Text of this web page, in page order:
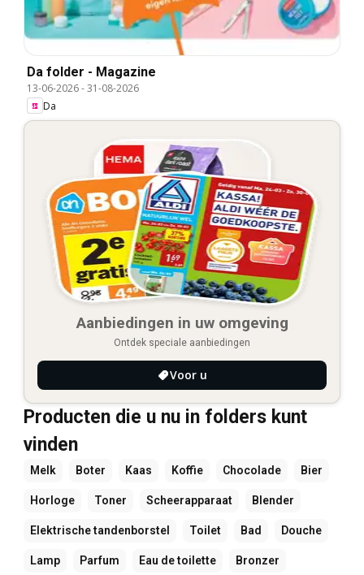
Da folder - Magazine
13-06-2026-31-08-2026
Da
Aanbiedingen in uw omgeving
Ontdek speciale aanbiedingen
Voor u
Producten die u nu in folders kunt
vinden
Melk Boter Kaas Koffie Chocolade Bier
Horloge Toner Scheerapparaat Blender
Elektrische tandenborstel Toilet Bad Douche
Lamp Parfum Eau de toilette Bronzer